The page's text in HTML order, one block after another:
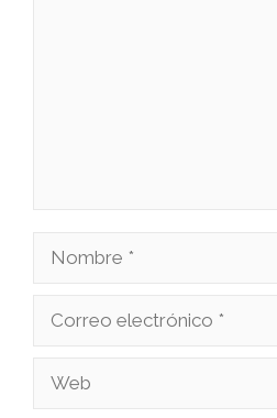
Nombre
Correo
Web